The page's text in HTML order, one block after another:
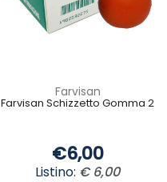
Farvisan
Farvisan Schizzetto Gomma 2
€6,00
Listino: € 6,00